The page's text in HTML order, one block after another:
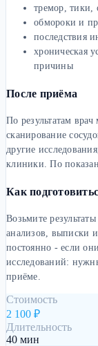
тремор, тики,
обмороки и
последствия
хроническая
причины
После приёма
По результатам
сканирование
другие
клиники. По
Как
Возьмите
анализов, выписки
постоянно - если
исследований:
приёме.
Стоимость
2 100 ₽
Длительность
40 мин